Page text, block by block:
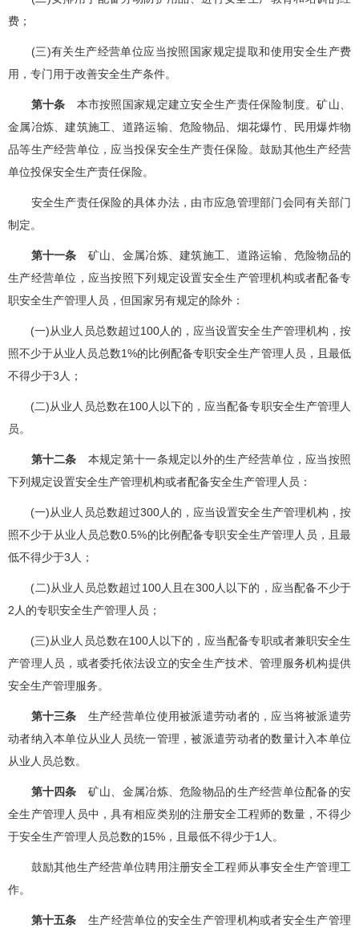
费；
(三)有关生产经营单位应当按照国家规定提取和使用安全生产费
用，专门用于改善安全生产条件。
第十条 本市按照国家规定建立安全生产责任保险制度。矿山、
金属冶炼、建筑施工、道路运输、危险物品、烟花爆竹、民用爆炸物
品等生产经营单位，应当投保安全生产责任保险。鼓励其他生产经营
单位投保安全生产责任保险。
安全生产责任保险的具体办法，由市应急管理部门会同有关部门
制定。
第十一条 矿山、金属冶炼、建筑施工、道路运输、危险物品的
生产经营单位，应当按照下列规定设置安全生产管理机构或者配备专
职安全生产管理人员，但国家另有规定的除外：
(一)从业人员总数超过100人的，应当设置安全生产管理机构，按
照不少于从业人员总数1%的比例配备专职安全生产管理人员，且最低
不得少于3人；
(二)从业人员总数在100人以下的，应当配备专职安全生产管理人
员。
第十二条 本规定第十一条规定以外的生产经营单位，应当按照
下列规定设置安全生产管理机构或者配备安全生产管理人员：
(一)从业人员总数超过300人的，应当设置安全生产管理机构，按
照不少于从业人员总数0.5%的比例配备专职安全生产管理人员，且最
低不得少于3人；
(二)从业人员总数超过100人且在300人以下的，应当配备不少于
2人的专职安全生产管理人员；
(三)从业人员总数在100人以下的，应当配备专职或者兼职安全生
产管理人员，或者委托依法设立的安全生产技术、管理服务机构提供
安全生产管理服务。
第十三条 生产经营单位使用被派遣劳动者的，应当将被派遣劳
动者纳入本单位从业人员统一管理，被派遣劳动者的数量计入本单位
从业人员总数。
第十四条 矿山、金属冶炼、危险物品的生产经营单位配备的安
全生产管理人员中，具有相应类别的注册安全工程师的数量，不得少
于安全生产管理人员总数的15%，且最低不得少于1人。
鼓励其他生产经营单位聘用注册安全工程师从事安全生产管理工
作。
第十五条 生产经营单位的安全生产管理机构或者安全生产管理